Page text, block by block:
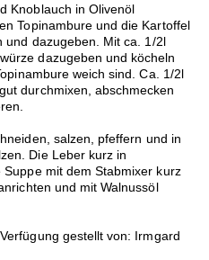
Knoblauch in Olivenöl
Topinambure und die Kartoffel
und dazugeben. Mit ca. 1/2l
dazugeben und köcheln
weich sind. Ca. 1/2l
durchmixen, abschmecken
salzen, pfeffern und in
Die Leber kurz in
mit dem Stabmixer kurz
und mit Walnussöl
gestellt von: Irmgard